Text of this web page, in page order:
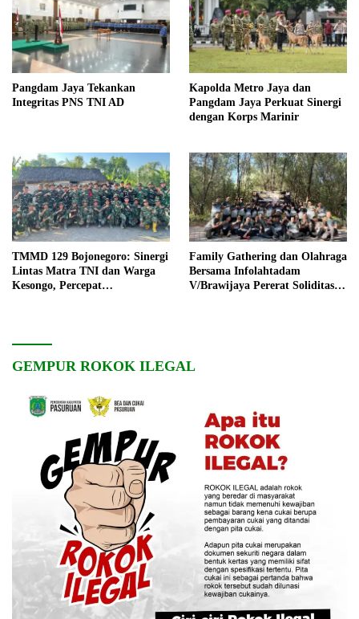
Pangdam Jaya Tekankan
Integritas PNS TNI AD
Kapolda Metro Jaya dan
Pangdam Jaya Perkuat Sinergi
dengan Korps Marinir
TMMD 129 Bojonegoro: Sinergi
Lintas Matra TNI dan Warga
Kesongo, Percepat
Family Gathering dan Olahraga
Bersama Infolahtadam
V/Brawijaya Pererat Soliditas
GEMPUR ROKOK ILEGAL